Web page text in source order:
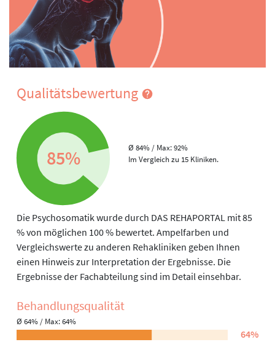
Qualitätsbewertung
85%
Ø 84% / Max: 92%
Im Vergleich zu 15 Kliniken.
Die Psychosomatik wurde durch DAS REHAPORTAL mit 85
% von möglichen 100 % bewertet. Ampelfarben und
Vergleichswerte zu anderen Rehakliniken geben Ihnen
einen Hinweis zur Interpretation der Ergebnisse. Die
Ergebnisse der Fachabteilung sind im Detail einsehbar.
Behandlungs­qualität
Ø 64% / Max: 64%
64%